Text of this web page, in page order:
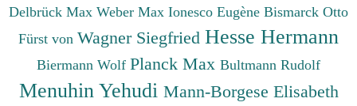
Delbrück Max Weber Max Ionesco Eugène Bismarck Otto
Fürst von Wagner Siegfried Hesse Hermann
Biermann Wolf Planck Max Bultmann Rudolf
Menuhin Yehudi Mann-Borgese Elisabeth